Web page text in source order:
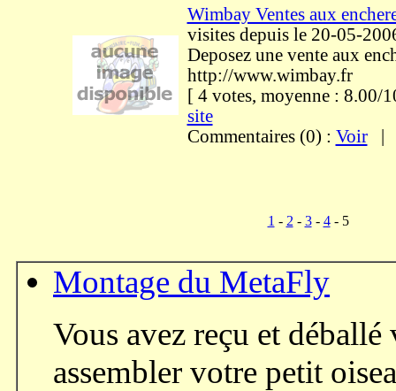
Wimbay Ventes aux
visites depuis le 20-05-
Deposez une vente aux
http://www.wimbay.fr
[ 4 votes, moyenne :
site
Commentaires (0) : Voir
1 - 2 - 3- 4- 5
Montage du MetaFly
Vous avez reçu et
assembler votre petit